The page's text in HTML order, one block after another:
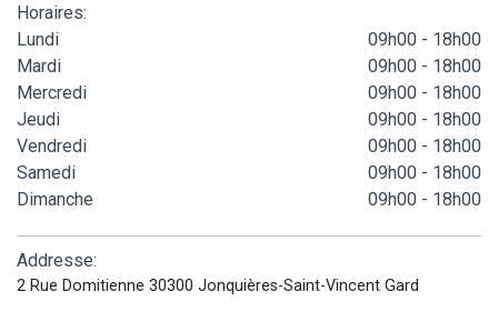
Horaires:
Lundi
09h00 - 18h00
Mardi
09h00 - 18h00
Mercredi
09h00 - 18h00
Jeudi
09h00 - 18h00
Vendredi
09h00 - 18h00
Samedi
09h00 - 18h00
Dimanche
09h00 - 18h00
Addresse:
2 Rue Domitienne 30300 Jonquières-Saint-Vincent Gard